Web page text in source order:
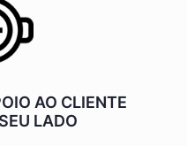
AO CLIENTE
LADO